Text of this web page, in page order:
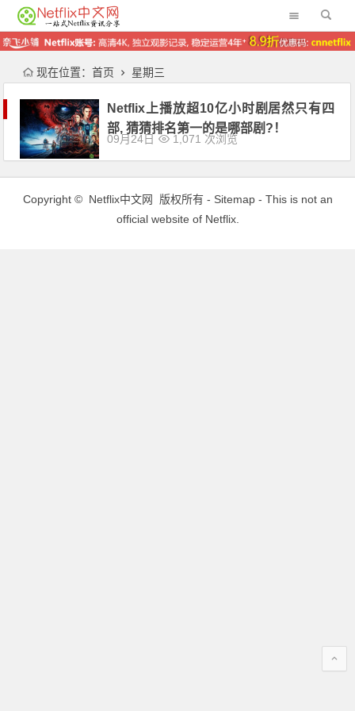
现在位置： 首页 星期三
Netflix上播放超10亿小时剧居然只有四
部, 猜猜排名第一的是哪部剧?！
09月24日 1,071 次浏览
Copyright © Netflix中文网 版权所有 - Sitemap- This is not an
official website of Netflix.